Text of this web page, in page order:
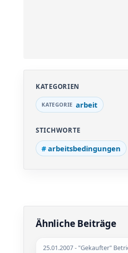
KATEGORIEN
arbeit
STICHWORTE
arbeitsbedingungen
Ähnliche Beiträge
25.01.2007- "Gekaufter"